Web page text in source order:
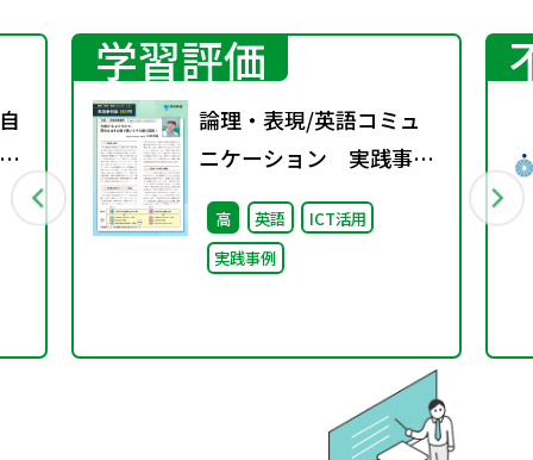
学習評価
論理・表現/英語コミュ
ニケーション 実践事例
集 特別号
高 英語
ICT活用
実践事例